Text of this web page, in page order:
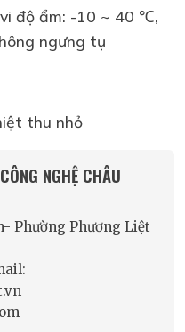
độ ẩm: -10 ~ 40 ℃,
ngưng tụ
thu nhỏ
NGHỆ CHÂU
Phường Phương Liệt